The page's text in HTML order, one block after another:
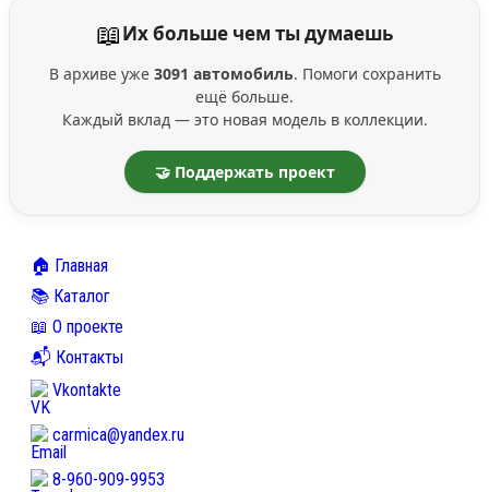
📖Их больше чем ты думаешь
В архиве уже 3091 автомобиль. Помоги сохранить
ещё больше.
Каждый вклад — это новая модель в коллекции.
🤝 Поддержать проект
🏠 Главная
📚 Каталог
📖 О проекте
📬 Контакты
Vkontakte
carmica@yandex.ru
8-960-909-9953